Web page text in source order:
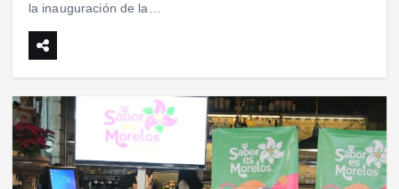
la inauguración de la…